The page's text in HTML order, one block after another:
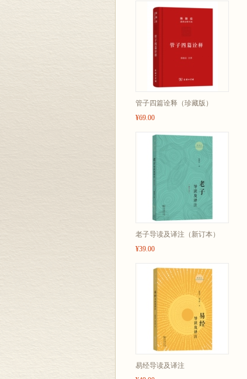
管子四篇诠释（珍藏版）
¥69.00
老子导读及译注（新订本）
¥39.00
易经导读及译注